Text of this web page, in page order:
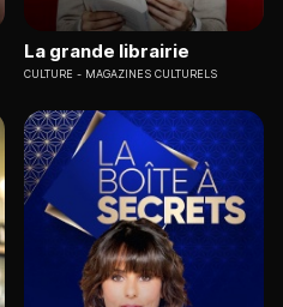
La grande librairie
CULTURE MAGAZINES CULTURELS